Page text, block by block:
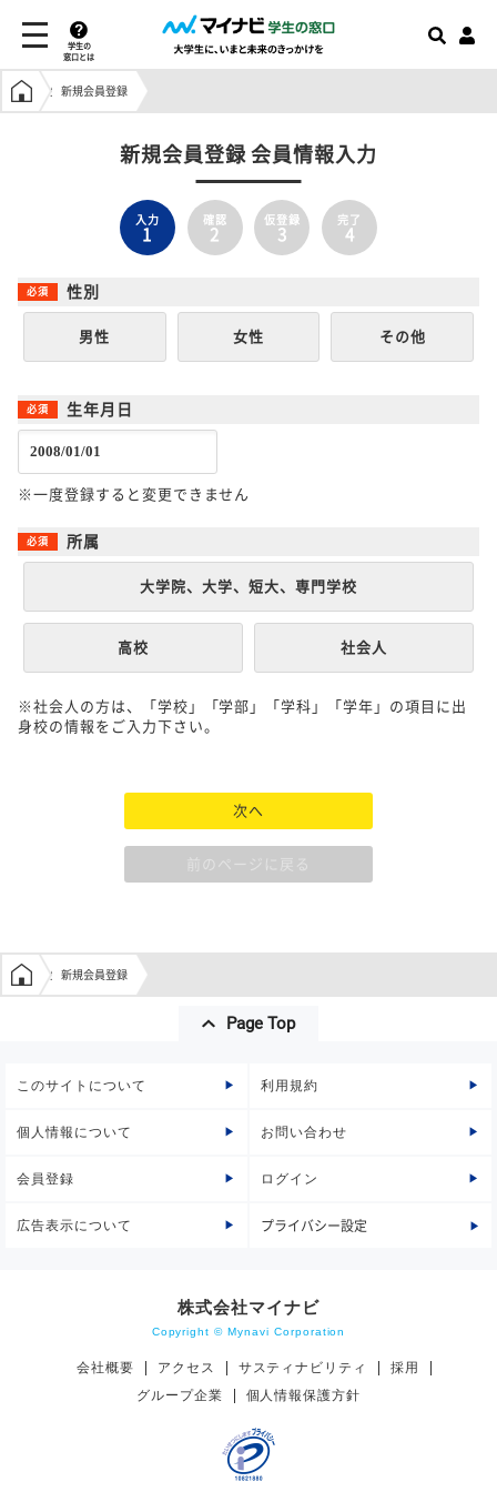
学生の
窓口とは
学生の窓口トップ
新規会員登録
新規会員登録 会員情報入力
入力
1
確認
2
仮登録
3
完了
4
性別
男性 女性 その他
生年月日
※一度登録すると変更できません
所属
大学院、大学、短大、専門学校
高校 社会人
※社会人の方は、「学校」「学部」「学科」「学年」の項目に出
身校の情報をご入力下さい。
次へ
前のページに戻る
学生の窓口トップ
新規会員登録
Page Top
このサイトについて 利用規約
個人情報について お問い合わせ
会員登録 ログイン
広告表示について プライバシー設定
株式会社マイナビ
Copyright © Mynavi Corporation
会社概要 アクセス サスティナビリティ
採用
グループ企業
個人情報保護方針